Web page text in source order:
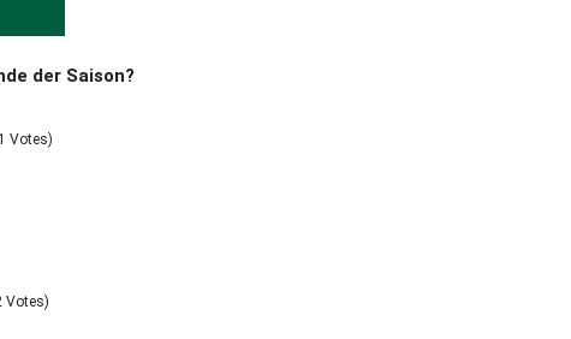
der Saison?
Votes)
Votes)